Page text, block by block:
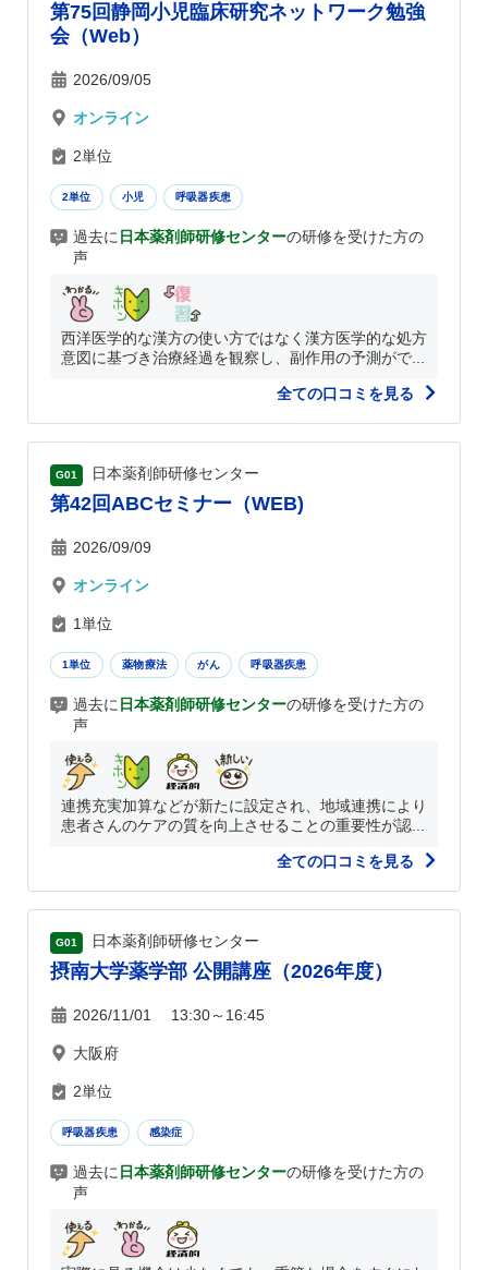
第75回静岡小児臨床研究ネットワーク勉強
会（Web）
2026/09/05
オンライン
2単位
2単位 小児 呼吸器疾患
過去に 日本薬剤師研修センターの研修を受けた方の
声
西洋医学的な漢方の使い方ではなく漢方医学的な処方
意図に基づき治療経過を観察し、副作用の予測がで...
全ての口コミを見る
G01 日本薬剤師研修センター
第42回ABCセミナー（WEB)
2026/09/09
オンライン
1単位
1単位 薬物療法 がん 呼吸器疾患
過去に 日本薬剤師研修センターの研修を受けた方の
声
連携充実加算などが新たに設定され、地域連携により
患者さんのケアの質を向上させることの重要性が認...
全ての口コミを見る
G01 日本薬剤師研修センター
摂南大学薬学部 公開講座（2026年度）
2026/11/01 13:30～16:45
大阪府
2単位
呼吸器疾患 感染症
過去に 日本薬剤師研修センターの研修を受けた方の
声